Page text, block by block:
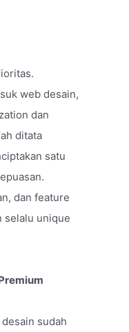
web desain,
dan
ditata
satu
dan feature
selalu unique
sudah